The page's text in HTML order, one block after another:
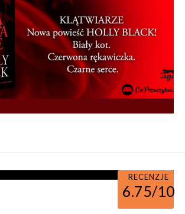
RECENZJE
6.75/10